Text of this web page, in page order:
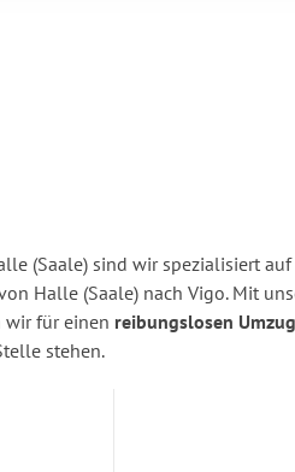
(Saale) sind wir spezialisiert
Halle (Saale) nach Vigo. Mit
wir für einen reibungslosen Umzug
stehen.